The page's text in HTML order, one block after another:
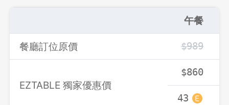
午餐
餐廳訂位原價 $989
EZTABLE 獨家優惠價
$860
43